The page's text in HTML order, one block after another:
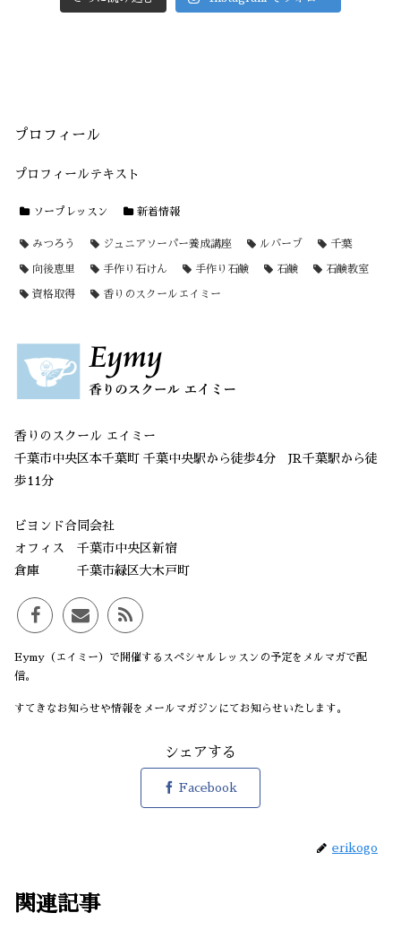
プロフィール
プロフィールテキスト
ソープレッスン 新着情報
みつろう ジュニアソーパー養成講座 ルバーブ 千葉
向後恵里 手作り石けん 手作り石鹸 石鹸 石鹸教室
資格取得 香りのスクールエイミー
香りのスクール エイミー
千葉市中央区本千葉町 千葉中央駅から徒歩4分 JR千葉駅から徒
歩11分
ビヨンド合同会社
オフィス 千葉市中央区新宿
倉庫 千葉市緑区大木戸町
Eymy（エイミー）で開催するスペシャルレッスンの予定をメルマガで配
信。
すてきなお知らせや情報をメールマガジンにてお知らせいたします。
シェアする
Facebook
erikogo
関連記事